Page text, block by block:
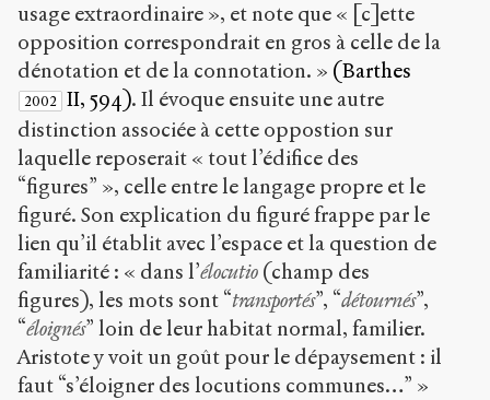
usage extraordinaire », et note que « [c]ette
opposition correspondrait en gros à celle de la
dénotation et de la connotation. » (Barthes
2002 II, 594). Il évoque ensuite une autre
distinction associée à cette oppostion sur
laquelle reposerait « tout l’édifice des
“figures” », celle entre le langage propre et le
figuré. Son explication du figuré frappe par le
lien qu’il établit avec l’espace et la question de
familiarité : « dans l’élocutio (champ des
figures), les mots sont “transportés”, “détournés”,
“éloignés” loin de leur habitat normal, familier.
Aristote y voit un goût pour le dépaysement : il
faut “s’éloigner des locutions communes…” »